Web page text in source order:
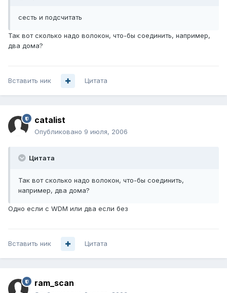
сесть и подсчитать
Так вот сколько надо волокон, что-бы соединить, например,
два дома?
Вставить ник Цитата
catalist
Опубликовано 9 июля, 2006
Цитата
Так вот сколько надо волокон, что-бы соединить,
например, два дома?
Одно если с WDM или два если без
Вставить ник Цитата
ram_scan